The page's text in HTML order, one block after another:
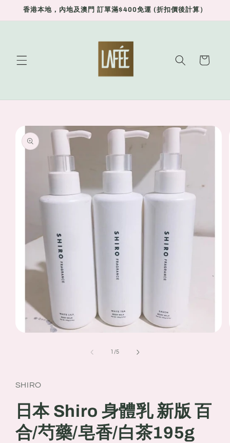
Skip to
香港本地，內地及澳門 訂單滿$400免運 (折扣價後計算）
Cart
Skip to
product
information
1 /of
5
SHIRO
日本 Shiro 身體乳 新版 百
合/芍藥/皂香/白茶195g